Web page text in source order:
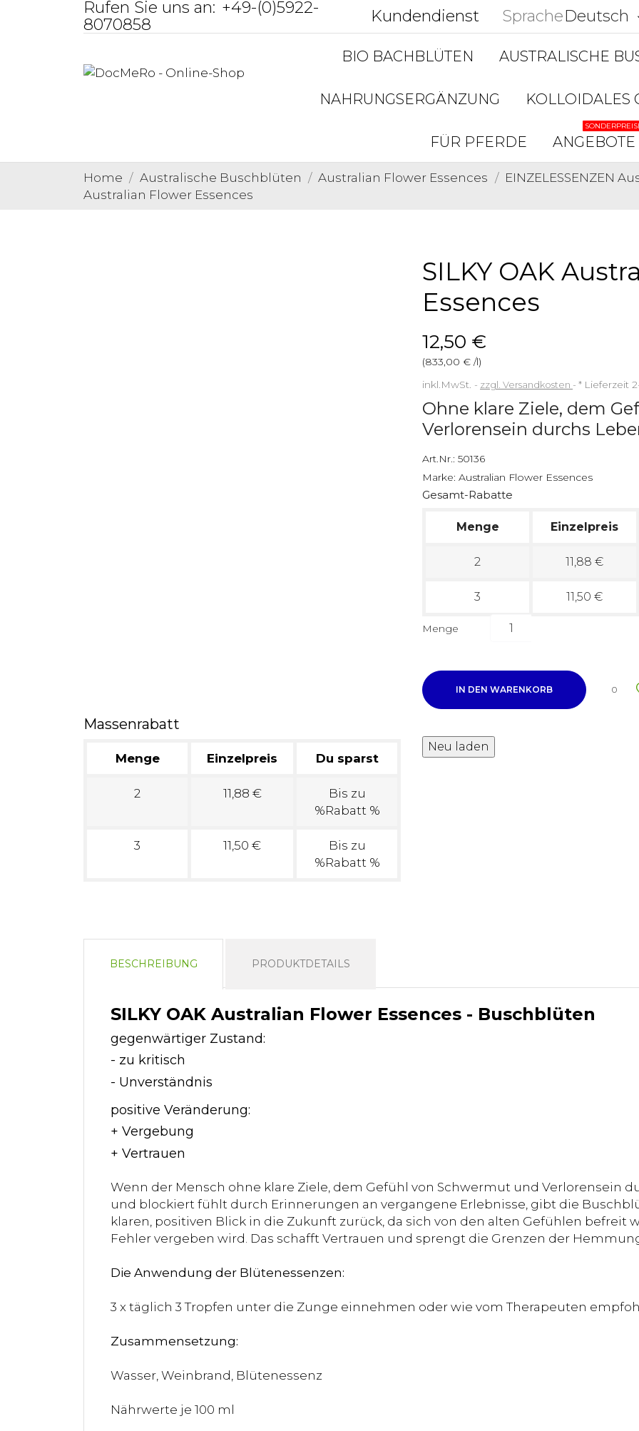
Rufen Sie uns an: +49-(0)5922-
8070858
Kundendienst SpracheDeutsch
BIO BACHBLÜTEN AUSTRALISCHE
NAHRUNGSERGÄNZUNG KOLLOIDALES
FÜR PFERDE ANGEBOTE
Home Australische Buschblüten Australian Flower Essences EINZELESSENZEN
Australian Flower Essences
Massenrabatt
Menge Einzelpreis Du sparst
2 11,88 €
Bis zu
%Rabatt %
3 11,50 €
Bis zu
%Rabatt %
SILKY OAK
Essences
12,50 €
(833,00 € /l)
inkl.MwSt.
zzgl. Versandkosten * Lieferzeit
Ohne klare Ziele, dem
Verlorensein durchs
Art.Nr.: 50136
Marke: Australian Flower Essences
Gesamt-Rabatte
Menge Einzelpreis
2 11,88 €
3 11,50 €
Menge
IN DEN WARENKORB 0
BESCHREIBUNG PRODUKTDETAILS
SILKY OAK Australian Flower Essences - Buschblüten
gegenwärtiger Zustand:
- zu kritisch
- Unverständnis
positive Veränderung:
+ Vergebung
+ Vertrauen
Wenn der Mensch ohne klare Ziele, dem Gefühl von Schwermut und Verlorensein
und blockiert fühlt durch Erinnerungen an vergangene Erlebnisse, gibt die
klaren, positiven Blick in die Zukunft zurück, da sich von den alten Gefühlen befreit
Fehler vergeben wird. Das schafft Vertrauen und sprengt die Grenzen der
Die Anwendung der Blütenessenzen:
3 x täglich 3 Tropfen unter die Zunge einnehmen oder wie vom Therapeuten
Zusammensetzung:
Wasser, Weinbrand, Blütenessenz
Nährwerte je 100 ml